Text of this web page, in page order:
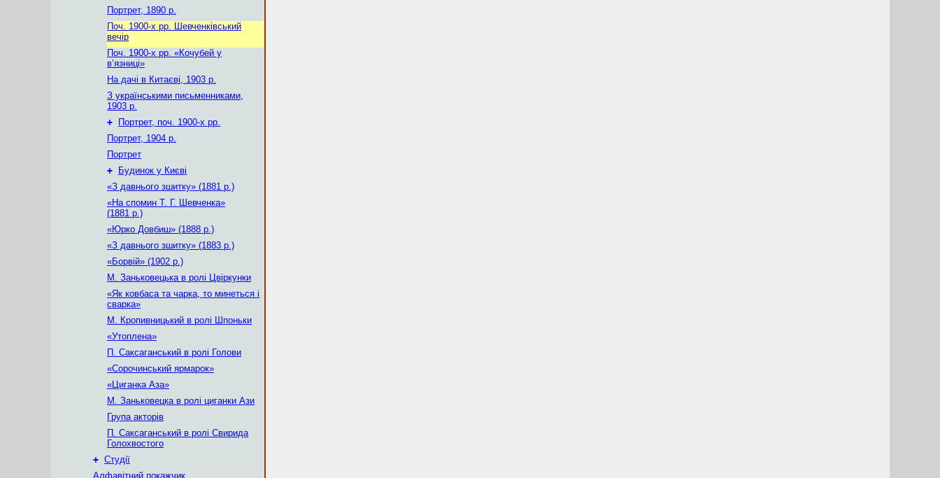
Портрет, 1890 р.
Поч. 1900-х рр. Шевченківський
вечір
Поч. 1900-х рр. «Кочубей у
в’язниці»
На дачі в Китаєві, 1903 р.
З українськими письменниками,
1903 р.
+
Портрет, поч. 1900-х рр.
Портрет, 1904 р.
Портрет
+
Будинок у Києві
«З давнього зшитку» (1881 р.)
«На спомин Т. Г. Шевченка»
(1881 р.)
«Юрко Довбиш» (1888 р.)
«З давнього зшитку» (1883 р.)
«Борвій» (1902 р.)
М. Заньковецька в ролі Цвіркунки
«Як ковбаса та чарка, то минеться і
сварка»
М. Кропивницький в ролі Шпоньки
«Утоплена»
П. Саксаганський в ролі Голови
«Сорочинський ярмарок»
«Циганка Аза»
М. Заньковецка в ролі циганки Ази
Група акторів
П. Саксаганський в ролі Свирида
Голохвостого
+ Студії
Алфавітний покажчик